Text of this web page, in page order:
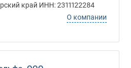
край ИНН: 2311122284
О компании